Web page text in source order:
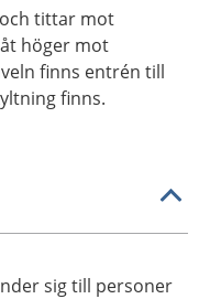
tittar mot
höger mot
finns entrén till
finns.
sig till personer